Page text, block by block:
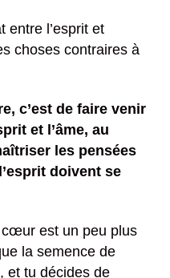
entre l’esprit et
choses contraires à
c’est de faire venir
et l’âme, au
les pensées
doivent se
cœur est un peu plus
la semence de
et tu décides de